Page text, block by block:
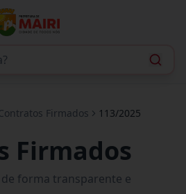
Firmados 113/2025
Firmados
forma transparente e